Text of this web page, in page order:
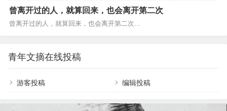
曾离开过的人，就算回来，也会离开第二次
曾离开过的人，就算回来，也会离开第二次…
青年文摘在线投稿
游客投稿 编辑投稿